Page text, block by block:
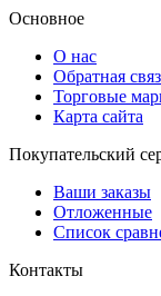
Основное
О нас
Обратная
Торговые
Карта сайта
Покупательский
Ваши заказы
Отложенные
Список
Контакты